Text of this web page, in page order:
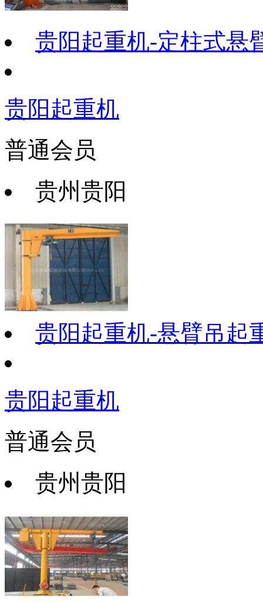
贵阳起重机-定柱式悬
贵阳起重机
普通会员
贵州贵阳
贵阳起重机-悬臂吊起
贵阳起重机
普通会员
贵州贵阳